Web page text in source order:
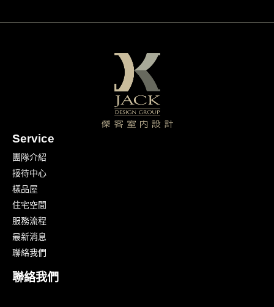
Service
團隊介紹
接待中心
樣品屋
住宅空間
服務流程
最新消息
聯絡我們
聯絡我們